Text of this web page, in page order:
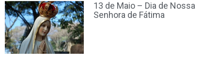
13 de Maio – Dia de Nossa
Senhora de Fátima